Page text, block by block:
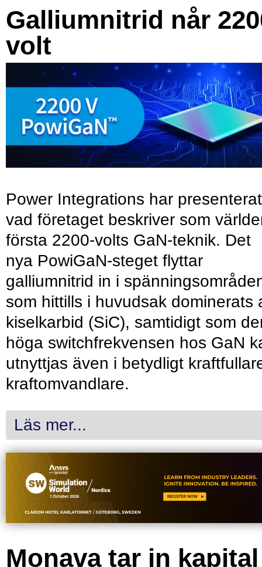
Galliumnitrid når
volt
Power Integrations har presenterat
vad företaget beskriver som
första 2200-volts GaN-teknik. Det
nya PowiGaN-steget flyttar
galliumnitrid in i
som hittills i huvudsak dominerats
kiselkarbid (SiC), samtidigt som
höga switchfrekvensen hos GaN
utnyttjas även i betydligt
kraftomvandlare.
Läs mer...
Monava tar in kapital